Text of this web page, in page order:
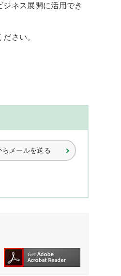
ネス展開に活用でき
さい。
メールを送る